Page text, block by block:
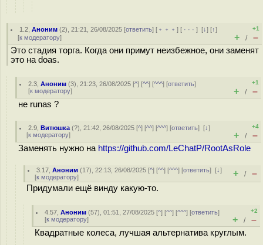
1.2 ,Аноним (2), 21:21, 26/08/2025 [ответить] [ ﹢﹢﹢] [ · · ·][↓] [↑]
[к модератору]
+1
+ / –
Это стадия торга. Когда они примут неизбежное, они заменят
это на doas.
2.3 ,Аноним (3), 21:23, 26/08/2025 [^] [^^] [^^^] [ответить]
[к модератору]
+1
+ / –
не runas ?
2.9 ,Витюшка (?), 21:42, 26/08/2025 [^] [^^] [^^^] [ответить][↓]
[к модератору]
+4
+ / –
Заменять нужно на https://github.com/LeChatP/RootAsRole
3.17 ,Аноним (17), 22:13, 26/08/2025 [^] [^^] [^^^] [ответить][↓]
[к модератору] + / –
Придумали ещё винду какую-то.
4.57 ,Аноним (57), 01:51, 27/08/2025 [^] [^^] [^^^] [ответить]
[к модератору]
+2
+ / –
Квадратные колеса, лучшая альтернатива круглым.